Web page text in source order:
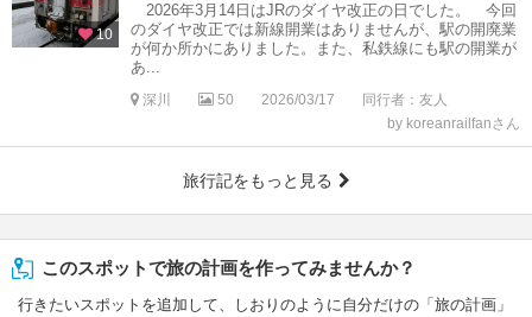
10
2026年3月14日はJRのダイヤ改正の日でした。 今回
のダイヤ改正では新線開業はありませんが、駅の開廃業
が何か所かにありました。また、私鉄線にも駅の開業が
あ...
深川 50 2026/03/17
同行者：友人
by koreanrailfanさん
旅行記をもっと見る
このスポットで旅の計画を作ってみませんか？
行きたいスポットを追加して、しおりのように自分だけの「旅の計画」